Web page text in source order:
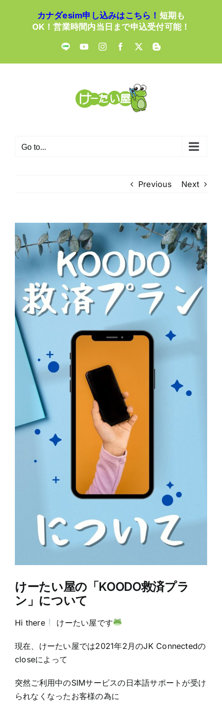
カナダesim申し込みはこちら！ 短期も
OK！営業時間内当日まで申込受付可能！
LINE YouTubeInstagramFacebook
X Blogger
Go to...
Previous Next
Larger
Image
けーたい屋の「KOODO救済プラ
ン」について
Hi there けーたい屋です
現在、けーたい屋では2021年2月のJK Connectedの
closeによって
突然ご利用中のSIMサービスの日本語サポートが受け
られなくなったお客様の為に